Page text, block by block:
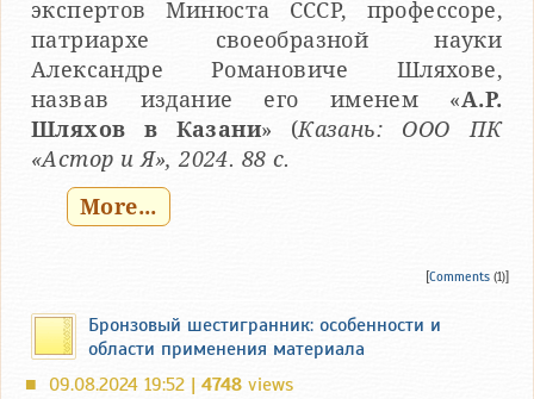
экспертов Минюста СССР, профессоре,
патриархе своеобразной науки
Александре Романовиче Шляхове,
назвав издание его именем «А.Р.
Шляхов в Казани» (Казань: ООО ПК
«Астор и Я», 2024. 88 с.
More...
[Comments (1)]
Бронзовый шестигранник: особенности и
области применения материала
■ 09.08.2024 19:52 | 4748 views